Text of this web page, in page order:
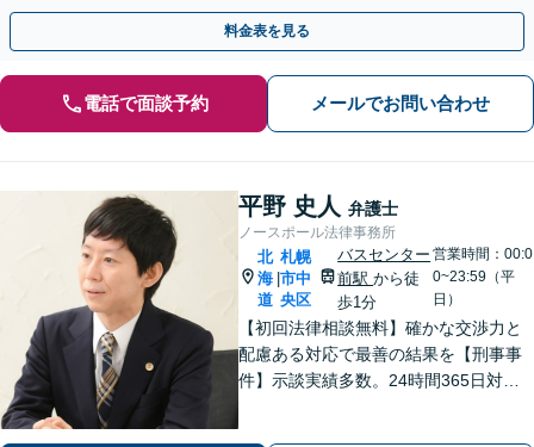
金システムもお任せ【完全個室】【自衛隊前駅8分】
料金表を見る
電話で面談予約 メールでお問い合わせ
平野 史人 弁護士
ノースポール法律事務所
北
海
道
|
札幌
市中
央区
バスセンター
前駅から徒
歩1分
営業時間：00:0
0~23:59（平
日）
【初回法律相談無料】確かな交渉力と
配慮ある対応で最善の結果を【刑事事
件】示談実績多数。24時間365日対応